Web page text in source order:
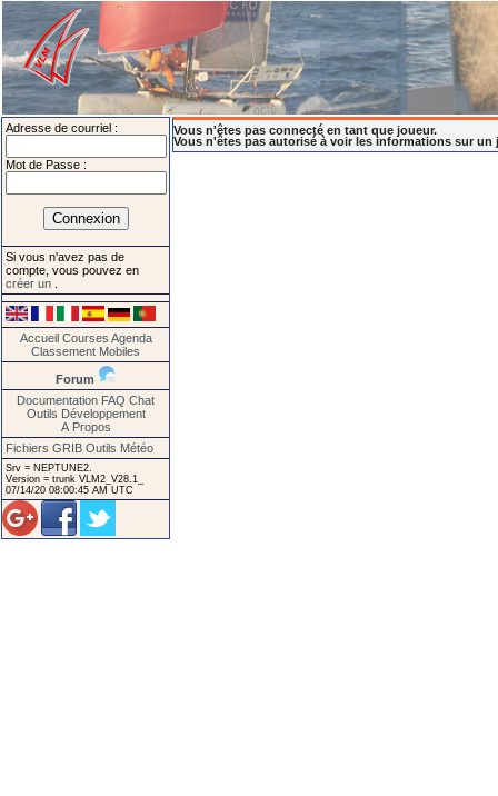
Adresse de courriel :
Mot de Passe :
Si vous n'avez pas de
compte, vous pouvez en
créer un
Accueil Courses Agenda
Classement Mobiles
Forum
Documentation FAQ Chat
Outils Développement
A Propos
Fichiers GRIB Outils Météo
Srv = NEPTUNE2.
Version = trunk VLM2_V28.1_
07/14/20 08:00:45 AM UTC
Vous n'êtes pas connecté en tant que joueur.
Vous n'êtes pas autorisé à voir les informations sur un